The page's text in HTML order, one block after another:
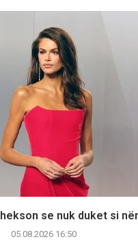
se nuk duket si
05.08.2026 16:50